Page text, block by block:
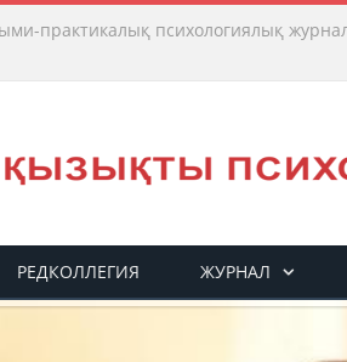
практикалық психологиялық
РЕДКОЛЛЕГИЯ ЖУРНАЛ